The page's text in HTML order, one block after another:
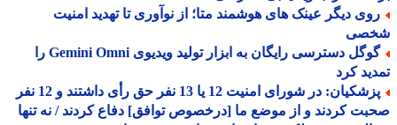
دیگر عینک های هوشمند متا؛ از نوآوری تا تهدید امنیت
گوگل دسترسی رایگان به ابزار تولید ویدیوی Gemini Omni را
کرد
پزشکیان: در شورای امنیت 12 یا 13 نفر حق رأی داشتند و 12 نفر
کردند و از موضع ما [درخصوص توافق] دفاع کردند / نه تنها